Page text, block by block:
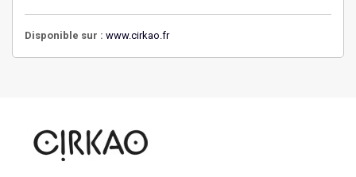
Disponible sur : www.cirkao.fr